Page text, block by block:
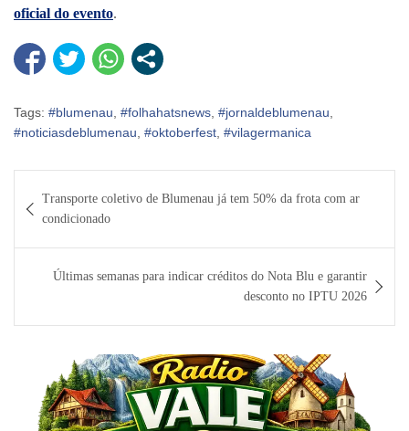
oficial do evento.
Tags: #blumenau, #folhahatsnews, #jornaldeblumenau,
#noticiasdeblumenau, #oktoberfest, #vilagermanica
de
Post
Transporte coletivo de Blumenau já tem 50% da frota com ar
condicionado
Últimas semanas para indicar créditos do Nota Blu e garantir
desconto no IPTU 2026